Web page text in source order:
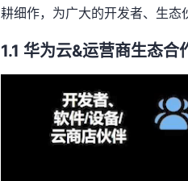
耕细作，为广大的开发者、生态
1.1 华为云&运营商生态